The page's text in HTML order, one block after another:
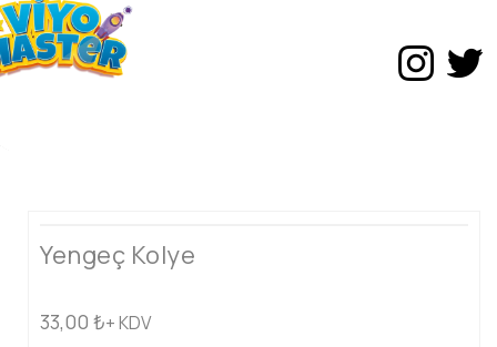
Yengeç Kolye
33,00 ₺+ KDV